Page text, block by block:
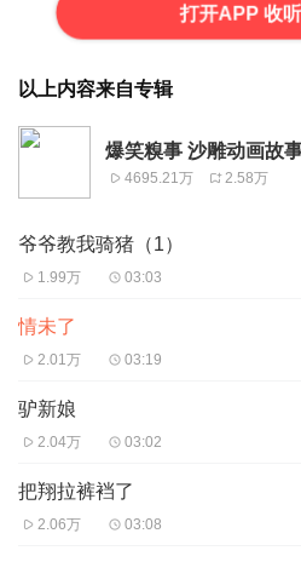
打开APP 收
以上内容来自专辑
爆笑糗事 沙雕动画故
4695.21万 2.58万
爷爷教我骑猪（1）
1.99万 03:03
情未了
2.01万 03:19
驴新娘
2.04万 03:02
把翔拉裤裆了
2.06万 03:08